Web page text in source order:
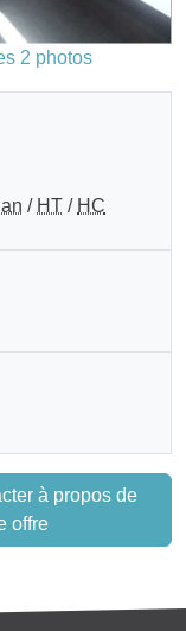
2 photos
an / HT / HC
à propos de
offre